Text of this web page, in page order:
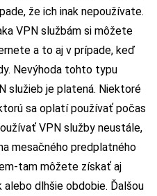
že ich inak nepoužívate.
VPN službám si môžete
a to aj v prípade, keď
Nevýhoda tohto typu
služieb je platená. Niektoré
sa oplatí používať počas
VPN služby neustále,
mesačného predplatného
tam môžete získať aj
dlhšie obdobie. Ďalšou